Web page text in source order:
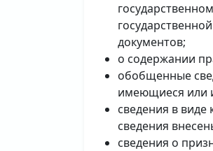
документов;
о содержании
обобщенные
имеющиеся или
сведения в виде
сведения
сведения о